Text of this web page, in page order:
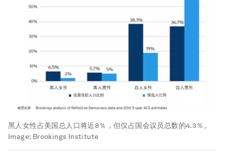
黑人女性占美国总人口将近8％，但仅占国会议员总数的4.3％。
Image: Brookings Institute